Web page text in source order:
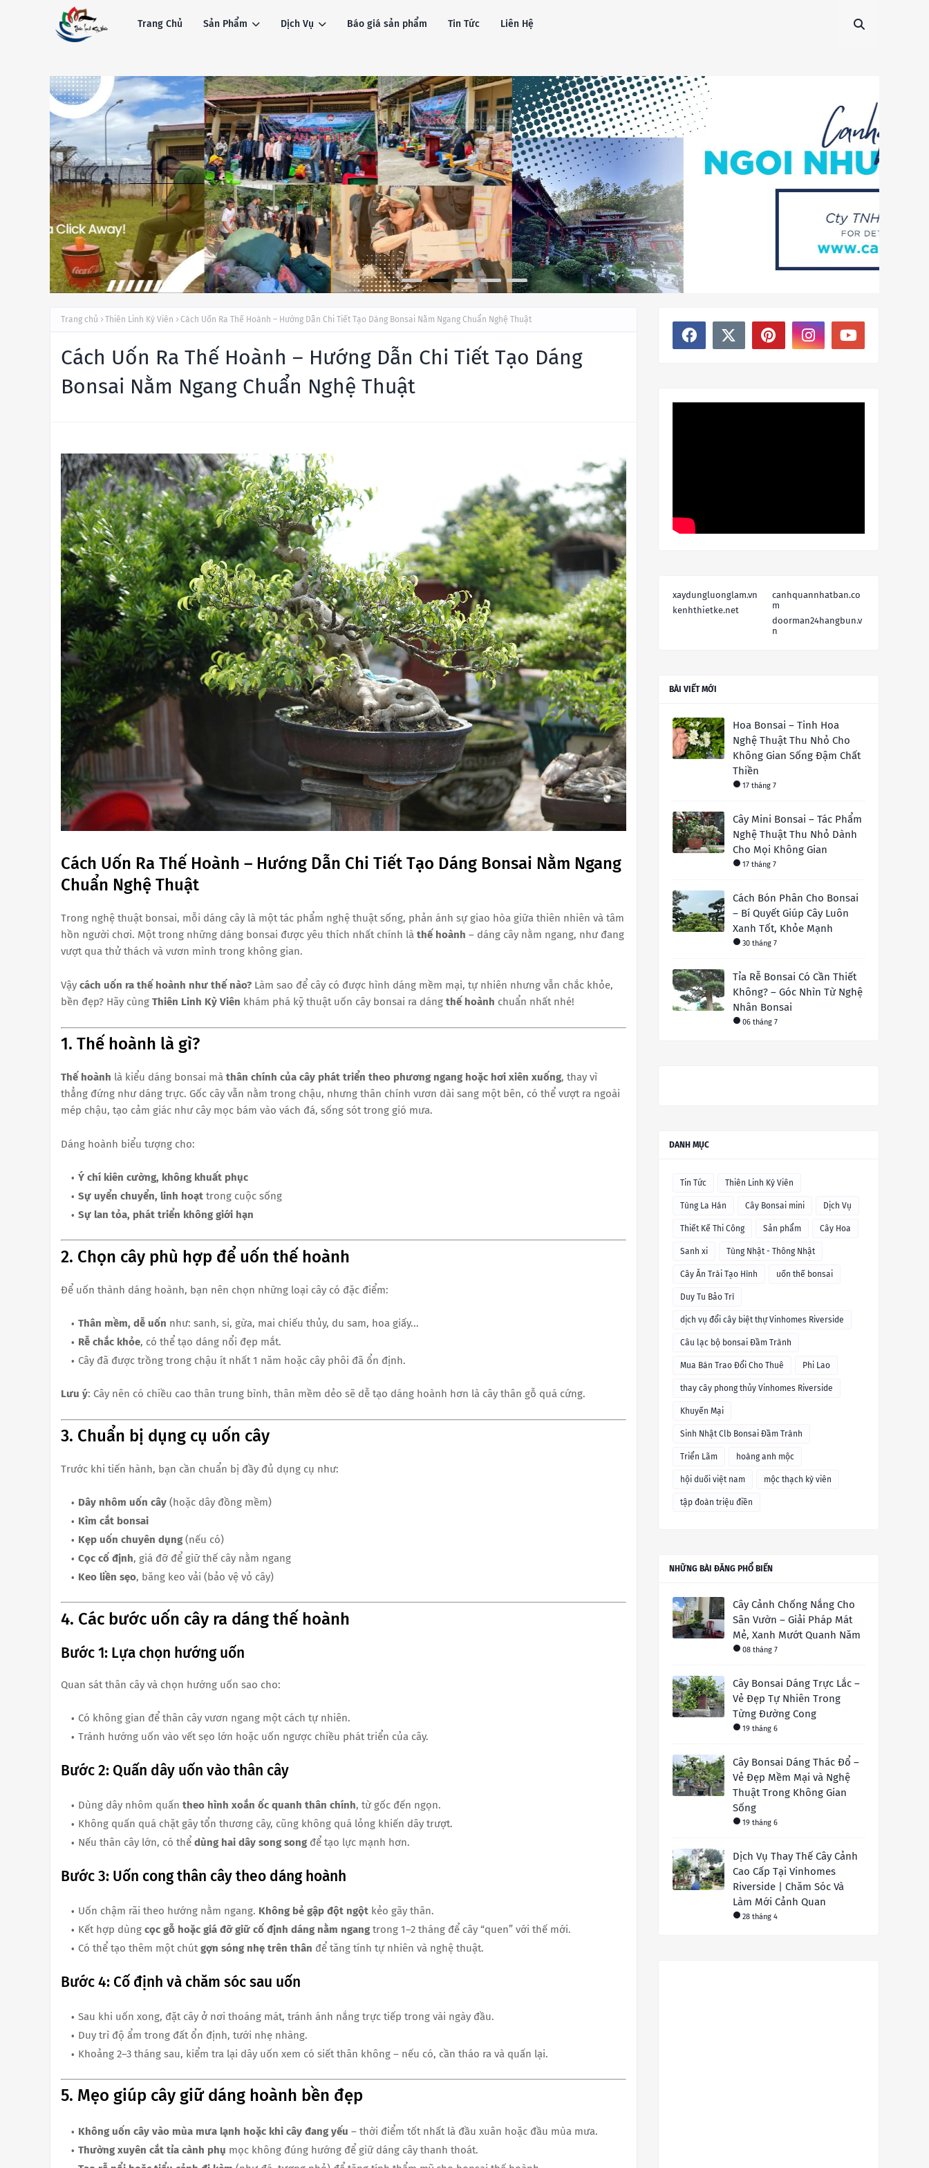
Trang Chủ Sản Phẩm Dịch Vụ Báo giá sản phẩm Tin Tức Liên Hệ
Trang chủ Thiên Linh Kỳ Viên Cách Uốn Ra Thế Hoành – Hướng Dẫn Chi Tiết Tạo Dáng Bonsai Nằm Ngang Chuẩn Nghệ Thuật
Cách Uốn Ra Thế Hoành – Hướng Dẫn Chi Tiết Tạo Dáng
Bonsai Nằm Ngang Chuẩn Nghệ Thuật
Cách Uốn Ra Thế Hoành – Hướng Dẫn Chi Tiết Tạo Dáng Bonsai Nằm Ngang
Chuẩn Nghệ Thuật
Trong nghệ thuật bonsai, mỗi dáng cây là một tác phẩm nghệ thuật sống, phản ánh sự giao hòa giữa thiên nhiên và tâm
hồn người chơi. Một trong những dáng bonsai được yêu thích nhất chính là thế hoành – dáng cây nằm ngang, như đang
vượt qua thử thách và vươn mình trong không gian.
Vậy cách uốn ra thế hoành như thế nào? Làm sao để cây có được hình dáng mềm mại, tự nhiên nhưng vẫn chắc khỏe,
bền đẹp? Hãy cùng Thiên Linh Kỳ Viên khám phá kỹ thuật uốn cây bonsai ra dáng thế hoành chuẩn nhất nhé!
1. Thế hoành là gì?
Thế hoành là kiểu dáng bonsai mà thân chính của cây phát triển theo phương ngang hoặc hơi xiên xuống, thay vì
thẳng đứng như dáng trực. Gốc cây vẫn nằm trong chậu, nhưng thân chính vươn dài sang một bên, có thể vượt ra ngoài
mép chậu, tạo cảm giác như cây mọc bám vào vách đá, sống sót trong gió mưa.
Dáng hoành biểu tượng cho:
Ý chí kiên cường, không khuất phục
Sự uyển chuyển, linh hoạt trong cuộc sống
Sự lan tỏa, phát triển không giới hạn
2. Chọn cây phù hợp để uốn thế hoành
Để uốn thành dáng hoành, bạn nên chọn những loại cây có đặc điểm:
Thân mềm, dễ uốn như: sanh, si, gừa, mai chiếu thủy, du sam, hoa giấy...
Rễ chắc khỏe, có thể tạo dáng nổi đẹp mắt.
Cây đã được trồng trong chậu ít nhất 1 năm hoặc cây phôi đã ổn định.
Lưu ý: Cây nên có chiều cao thân trung bình, thân mềm dẻo sẽ dễ tạo dáng hoành hơn là cây thân gỗ quá cứng.
3. Chuẩn bị dụng cụ uốn cây
Trước khi tiến hành, bạn cần chuẩn bị đầy đủ dụng cụ như:
Dây nhôm uốn cây (hoặc dây đồng mềm)
Kìm cắt bonsai
Kẹp uốn chuyên dụng (nếu có)
Cọc cố định, giá đỡ để giữ thế cây nằm ngang
Keo liền sẹo, băng keo vải (bảo vệ vỏ cây)
4. Các bước uốn cây ra dáng thế hoành
Bước 1: Lựa chọn hướng uốn
Quan sát thân cây và chọn hướng uốn sao cho:
Có không gian để thân cây vươn ngang một cách tự nhiên.
Tránh hướng uốn vào vết sẹo lớn hoặc uốn ngược chiều phát triển của cây.
Bước 2: Quấn dây uốn vào thân cây
Dùng dây nhôm quấn theo hình xoắn ốc quanh thân chính, từ gốc đến ngọn.
Không quấn quá chặt gây tổn thương cây, cũng không quá lỏng khiến dây trượt.
Nếu thân cây lớn, có thể dùng hai dây song song để tạo lực mạnh hơn.
Bước 3: Uốn cong thân cây theo dáng hoành
Uốn chậm rãi theo hướng nằm ngang. Không bẻ gập đột ngột kẻo gãy thân.
Kết hợp dùng cọc gỗ hoặc giá đỡ giữ cố định dáng nằm ngang trong 1–2 tháng để cây “quen” với thế mới.
Có thể tạo thêm một chútgợn sóng nhẹ trên thân để tăng tính tự nhiên và nghệ thuật.
Bước 4: Cố định và chăm sóc sau uốn
Sau khi uốn xong, đặt cây ở nơi thoáng mát, tránh ánh nắng trực tiếp trong vài ngày đầu.
Duy trì độ ẩm trong đất ổn định, tưới nhẹ nhàng.
Khoảng 2–3 tháng sau, kiểm tra lại dây uốn xem có siết thân không – nếu có, cần tháo ra và quấn lại.
5. Mẹo giúp cây giữ dáng hoành bền đẹp
Không uốn cây vào mùa mưa lạnh hoặc khi cây đang yếu – thời điểm tốt nhất là đầu xuân hoặc đầu mùa mưa.
Thường xuyên cắt tỉa cành phụ mọc không đúng hướng để giữ dáng cây thanh thoát.
xaydungluonglam.vn
canhquannhatban.co
m
kenhthietke.net
doorman24hangbun.v
n
BÀI VIẾT MỚI
Hoa Bonsai – Tinh Hoa
Nghệ Thuật Thu Nhỏ Cho
Không Gian Sống Đậm Chất
Thiền
17 tháng 7
Cây Mini Bonsai – Tác Phẩm
Nghệ Thuật Thu Nhỏ Dành
Cho Mọi Không Gian
17 tháng 7
Cách Bón Phân Cho Bonsai
– Bí Quyết Giúp Cây Luôn
Xanh Tốt, Khỏe Mạnh
30 tháng 7
Tỉa Rễ Bonsai Có Cần Thiết
Không? – Góc Nhìn Từ Nghệ
Nhân Bonsai
06 tháng 7
DANH MỤC
Tin Tức Thiên Linh Kỳ Viên
Tùng La Hán Cây Bonsai mini Dịch Vụ
Thiết Kế Thi Công Sản phẩm Cây Hoa
Sanh xi Tùng Nhật - Thông Nhật
Cây Ăn Trái Tạo Hình uốn thế bonsai
Duy Tu Bảo Trì
dịch vụ đổi cây biệt thự Vinhomes Riverside
Câu lạc bộ bonsai Đầm Trành
Mua Bán Trao Đổi Cho Thuê Phi Lao
thay cây phong thủy Vinhomes Riverside
Khuyến Mại
Sinh Nhật Clb Bonsai Đầm Trành
Triển Lãm hoàng anh mộc
hội duối việt nam mộc thạch kỳ viên
tập đoàn triệu điền
NHỮNG BÀI ĐĂNG PHỔ BIẾN
Cây Cảnh Chống Nắng Cho
Sân Vườn – Giải Pháp Mát
Mẻ, Xanh Mướt Quanh Năm
08 tháng 7
Cây Bonsai Dáng Trực Lắc –
Vẻ Đẹp Tự Nhiên Trong
Từng Đường Cong
19 tháng 6
Cây Bonsai Dáng Thác Đổ –
Vẻ Đẹp Mềm Mại và Nghệ
Thuật Trong Không Gian
Sống
19 tháng 6
Dịch Vụ Thay Thế Cây Cảnh
Cao Cấp Tại Vinhomes
Riverside | Chăm Sóc Và
Làm Mới Cảnh Quan
28 tháng 4